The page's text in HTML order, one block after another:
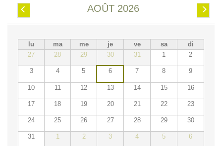
Préc. Suiv.
AOÛT 2026
lu ma me je ve sa
di
27
28 29 30 31 1 2
3 4 5 6 7 8 9
10 11 12 13 14 15 16
17 18 19 20 21 22 23
24 25 26 27 28 29 30
31 1 2 3 4 5 6